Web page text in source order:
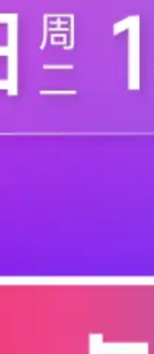
服务器time.windows.com，
度显示 Snowy，3.1-10.0